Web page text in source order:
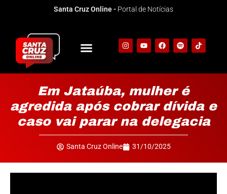
Santa Cruz Online - Portal de Notícias
Em Jataúba, mulher é
agredida após cobrar dívida e
caso vai parar na delegacia
Santa Cruz Online 31/10/2025